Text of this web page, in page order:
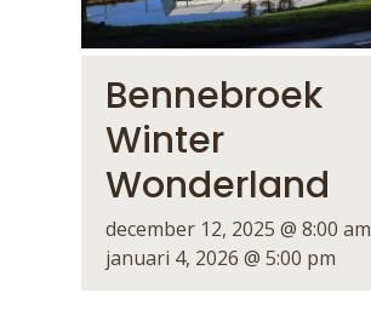
Bennebroek
Winter
Wonderland
december 12, 2025 @ 8:00 am
januari 4, 2026 @ 5:00 pm